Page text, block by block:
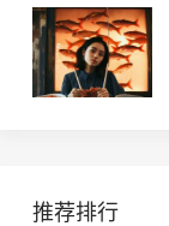
推荐排行